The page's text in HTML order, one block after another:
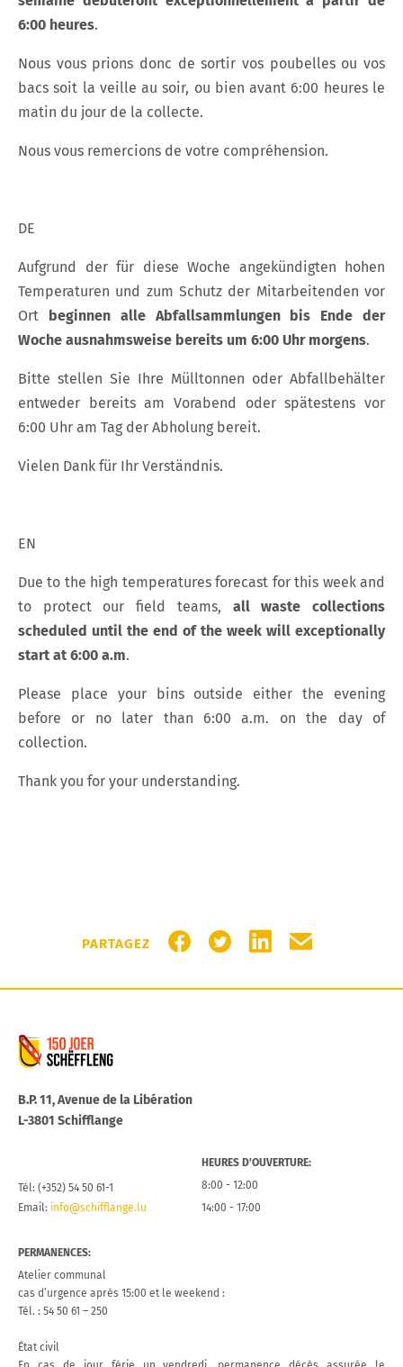
6:00 heures.
Nous vous prions donc de sortir vos poubelles ou vos
bacs soit la veille au soir, ou bien avant 6:00 heures le
matin du jour de la collecte.
Nous vous remercions de votre compréhension.
DE
Aufgrund der für diese Woche angekündigten hohen
Temperaturen und zum Schutz der Mitarbeitenden vor
Ort beginnen alle Abfallsammlungen bis Ende der
Woche ausnahmsweise bereits um 6:00 Uhr morgens.
Bitte stellen Sie Ihre Mülltonnen oder Abfallbehälter
entweder bereits am Vorabend oder spätestens vor
6:00 Uhr am Tag der Abholung bereit.
Vielen Dank für Ihr Verständnis.
EN
Due to the high temperatures forecast for this week and
to protect our field teams, all waste collections
scheduled until the end of the week will exceptionally
start at 6:00 a.m.
Please place your bins outside either the evening
before or no later than 6:00 a.m. on the day of
collection.
Thank you for your understanding.
PARTAGEZ
PARTAGER SUR FACEBOOK
PARTAGER SUR TWITTER
PARTAGER SUR
PARTAGER
B.P. 11, Avenue de la Libération
L-3801 Schifflange
Tél: (+352) 54 50 61-1
Email: info@schifflange.lu
HEURES D’OUVERTURE:
8:00 - 12:00
14:00 - 17:00
PERMANENCES:
Atelier communal
cas d’urgence après 15:00 et le weekend :
Tél. : 54 50 61 – 250
État civil